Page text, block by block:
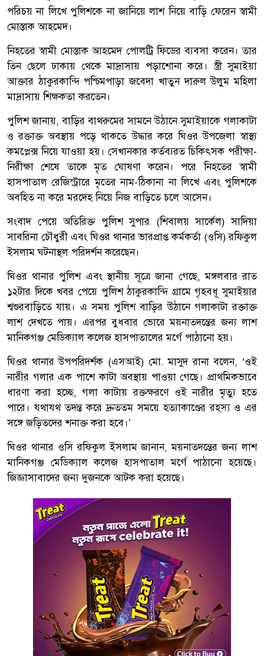
পরিচয় না লিখে পুলিশকে না জানিয়ে লাশ নিয়ে বাড়ি ফেরেন স্বামী
মোস্তাক আহমেদ।
নিহতের স্বামী মোস্তাক আহমেদ পোলট্রি ফিডের ব্যবসা করেন। তার
তিন ছেলে ঢাকায় থেকে মাদ্রাসায় পড়াশোনা করে। স্ত্রী সুমাইয়া
আক্তার ঠাকুরকান্দি পশ্চিমপাড়া জবেদা খাতুন দারুল উলুম মহিলা
মাদ্রাসায় শিক্ষকতা করতেন।
পুলিশ জানায়, বাড়ির বাথরুমের সামনে উঠানে সুমাইয়াকে গলাকাটা
ও রক্তাক্ত অবস্থায় পড়ে থাকতে উদ্ধার করে ঘিওর উপজেলা স্বাস্থ্য
কমপ্লেক্স নিয়ে যাওয়া হয়। সেখানকার কর্তব্যরত চিকিৎসক পরীক্ষা-
নিরীক্ষা শেষে তাকে মৃত ঘোষণা করেন। পরে নিহতের স্বামী
হাসপাতাল রেজিস্ট্রারে মৃতের নাম-ঠিকানা না লিখে এবং পুলিশকে
অবহিত না করে মরদেহ নিয়ে নিজ বাড়িতে চলে আসেন।
সংবাদ পেয়ে অতিরিক্ত পুলিশ সুপার (শিবালয় সার্কেল) সাদিয়া
সাবরিনা চৌধুরী এবং ঘিওর থানার ভারপ্রাপ্ত কর্মকর্তা (ওসি) রফিকুল
ইসলাম ঘটনাস্থল পরিদর্শন করেছেন।
ঘিওর থানার পুলিশ এবং স্থানীয় সূত্রে জানা গেছে, মঙ্গলবার রাত
১২টার দিকে খবর পেয়ে পুলিশ ঠাকুরকান্দি গ্রামে গৃহবধূ সুমাইয়ার
শ্বশুরবাড়িতে যায়। এ সময় পুলিশ বাড়ির উঠানে গলাকাটা রক্তাক্ত
লাশ দেখতে পায়। এরপর বুধবার ভোরে ময়নাতদন্তের জন্য লাশ
মানিকগঞ্জ মেডিক্যাল কলেজ হাসপাতালের মর্গে পাঠানো হয়।
ঘিওর থানার উপপরিদর্শক (এসআই) মো. মাসুদ রানা বলেন, ‘ওই
নারীর গলার এক পাশে কাটা অবস্থায় পাওয়া গেছে। প্রাথমিকভাবে
ধারণা করা হচ্ছে, গলা কাটায় রক্তক্ষরণে ওই নারীর মৃত্যু হতে
পারে। যথাযথ তদন্ত করে দ্রুততম সময়ে হত্যাকাণ্ডের রহস্য ও এর
সঙ্গে জড়িতদের শনাক্ত করা হবে।’
ঘিওর থানার ওসি রফিকুল ইসলাম জানান, ময়নাতদন্তের জন্য লাশ
মানিকগঞ্জ মেডিক্যাল কলেজ হাসপাতাল মর্গে পাঠানো হয়েছে।
জিজ্ঞাসাবাদের জন্য দুজনকে আটক করা হয়েছে।